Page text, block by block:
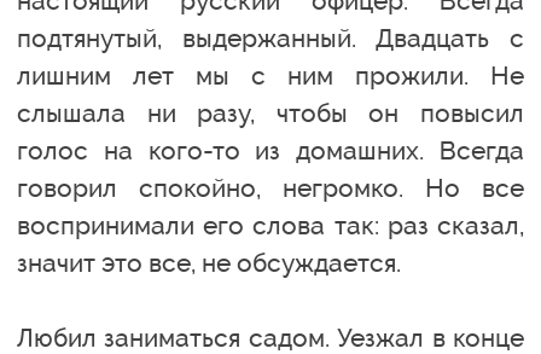
подтянутый, выдержанный. Двадцать с
лишним лет мы с ним прожили. Не
слышала ни разу, чтобы он повысил
голос на кого-то из домашних. Всегда
говорил спокойно, негромко. Но все
воспринимали его слова так: раз сказал,
значит это все, не обсуждается.
Любил заниматься садом. Уезжал в конце